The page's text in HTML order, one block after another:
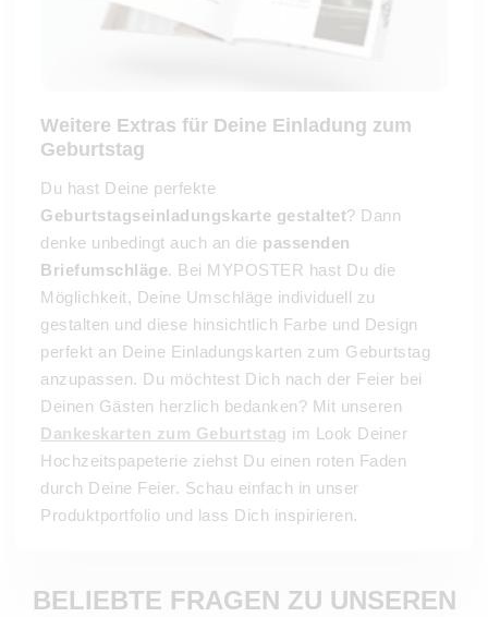
Weitere Extras für Deine Einladung zum
Geburtstag
Du hast Deine perfekte
Geburtstagseinladungskarte gestaltet? Dann
denke unbedingt auch an die passenden
Briefumschläge. Bei MYPOSTER hast Du die
Möglichkeit, Deine Umschläge individuell zu
gestalten und diese hinsichtlich Farbe und Design
perfekt an Deine Einladungskarten zum Geburtstag
anzupassen. Du möchtest Dich nach der Feier bei
Deinen Gästen herzlich bedanken? Mit unseren
Dankeskarten zum Geburtstag im Look Deiner
Hochzeitspapeterie ziehst Du einen roten Faden
durch Deine Feier. Schau einfach in unser
Produktportfolio und lass Dich inspirieren.
BELIEBTE FRAGEN ZU UNSEREN